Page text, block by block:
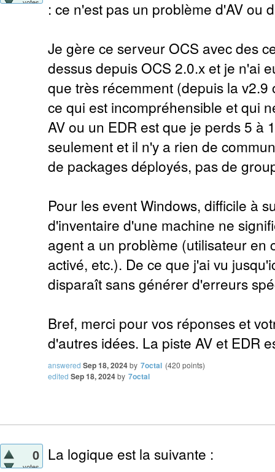
: ce n'est pas un problème d'AV ou
Je gère ce serveur OCS avec des
dessus depuis OCS 2.0.x et je n'ai
que très récemment (depuis la
ce qui est incompréhensible et qui
AV ou un EDR est que je perds 5 à
seulement et il n'y a rien de
de packages déployés, pas de
Pour les event Windows, difficile à
d'inventaire d'une machine ne
agent a un problème (utilisateur en
activé, etc.). De ce que j'ai vu
disparaît sans générer d'erreurs
Bref, merci pour vos réponses et
d'autres idées. La piste AV et EDR
answered Sep 18, 2024by 7octal (420 points)
edited Sep 18, 2024by 7octal
0
votes
La logique est la suivante :